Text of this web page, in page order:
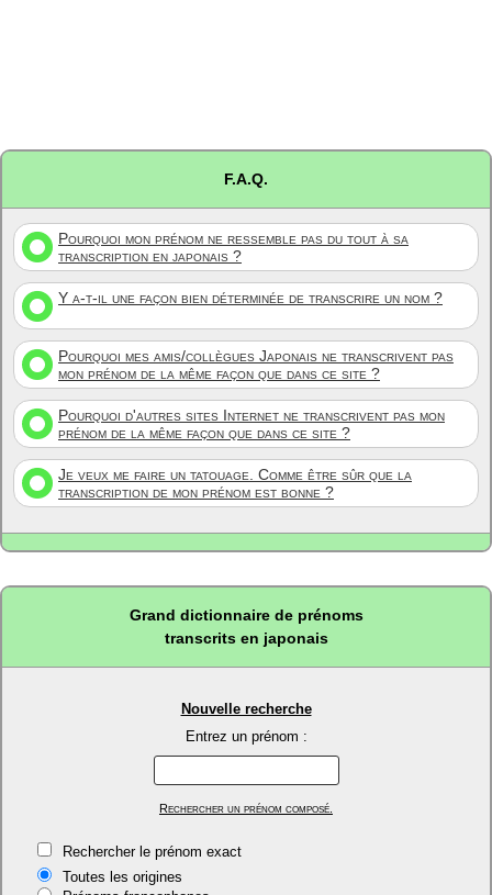
F.A.Q.
Pourquoi mon prénom ne ressemble pas du tout à sa
transcription en japonais ?
Y a-t-il une façon bien déterminée de transcrire un nom ?
Pourquoi mes amis/collègues Japonais ne transcrivent pas
mon prénom de la même façon que dans ce site ?
Pourquoi d'autres sites Internet ne transcrivent pas mon
prénom de la même façon que dans ce site ?
Je veux me faire un tatouage. Comme être sûr que la
transcription de mon prénom est bonne ?
Grand dictionnaire de prénoms
transcrits en japonais
Nouvelle recherche
Entrez un prénom :
Rechercher un prénom composé.
Rechercher le prénom exact
Toutes les origines